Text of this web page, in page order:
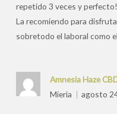
repetido 3 veces y
La recomiendo para
sobretodo el laboral como
Amnesia Haze
Mieria
agosto